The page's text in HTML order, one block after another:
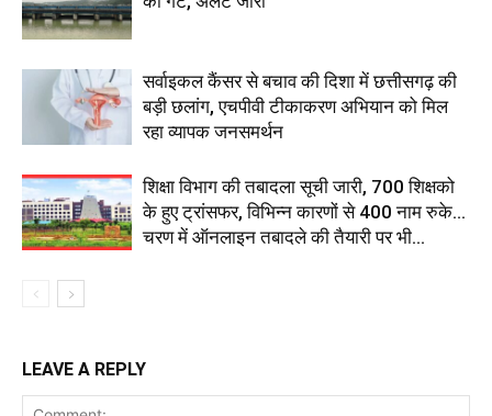
सर्वाइकल कैंसर से बचाव की दिशा में छत्तीसगढ़ की
बड़ी छलांग, एचपीवी टीकाकरण अभियान को मिल
रहा व्यापक जनसमर्थन
शिक्षा विभाग की तबादला सूची जारी, 700 शिक्षको
के हुए ट्रांसफर, विभिन्न कारणों से 400 नाम रुके…
चरण में ऑनलाइन तबादले की तैयारी पर भी...
LEAVE A REPLY